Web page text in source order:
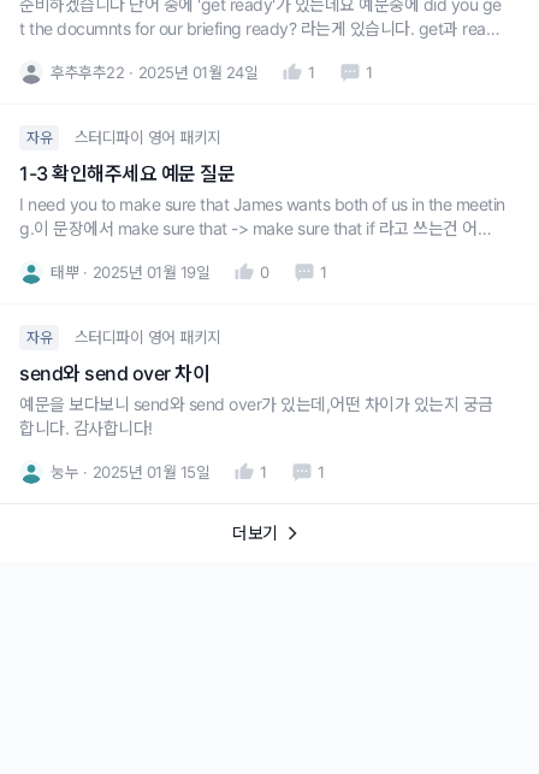
t the documnts for our briefing ready? 라는게 있습니다. get과 ready
후추후추22 2025년 01월 24일 1 1
자유 스터디파이 영어 패키지
1-3 확인해주세요 예문 질문
I need you to make sure that James wants both of us in the meetin
g.이 문장에서 make sure that -> make sure that if 라고 쓰는건 어색
다!
태뿌 2025년 01월 19일 0 1
자유 스터디파이 영어 패키지
send와 send over 차이
예문을 보다보니 send와 send over가 있는데,어떤 차이가 있는지 궁금
합니다. 감사합니다!
눙누 2025년 01월 15일 1 1
더보기